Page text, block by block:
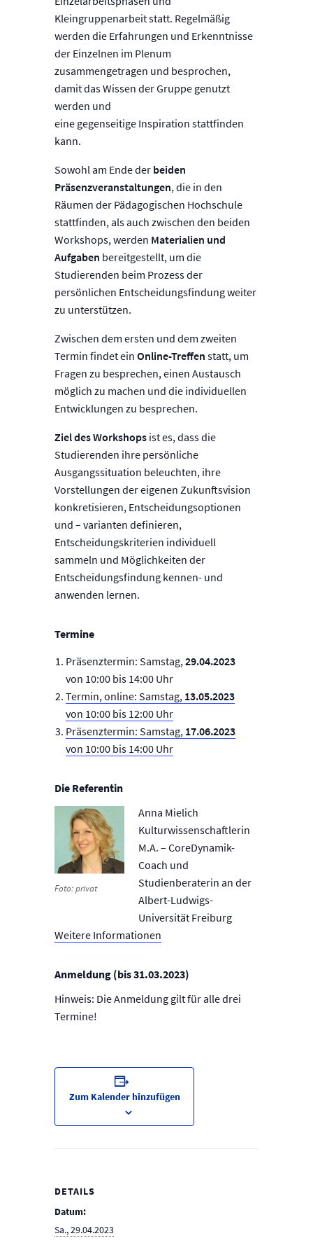
Kleingruppenarbeit statt. Regelmäßig
werden die Erfahrungen und Erkenntnisse
der Einzelnen im Plenum
zusammengetragen und besprochen,
damit das Wissen der Gruppe genutzt
werden und
eine gegenseitige Inspiration stattfinden
kann.
Sowohl am Ende der beiden
Präsenzveranstaltungen, die in den
Räumen der Pädagogischen Hochschule
stattfinden, als auch zwischen den beiden
Workshops, werden Materialien und
Aufgaben bereitgestellt, um die
Studierenden beim Prozess der
persönlichen Entscheidungsfindung weiter
zu unterstützen.
Zwischen dem ersten und dem zweiten
Termin findet ein Online-Treffen statt, um
Fragen zu besprechen, einen Austausch
möglich zu machen und die individuellen
Entwicklungen zu besprechen.
Ziel des Workshops ist es, dass die
Studierenden ihre persönliche
Ausgangssituation beleuchten, ihre
Vorstellungen der eigenen Zukunftsvision
konkretisieren, Entscheidungsoptionen
und – varianten definieren,
Entscheidungskriterien individuell
sammeln und Möglichkeiten der
Entscheidungsfindung kennen- und
anwenden lernen.
Termine
Präsenztermin: Samstag, 29.04.2023
von 10:00 bis 14:00 Uhr
Termin, online: Samstag, 13.05.2023
von 10:00 bis 12:00 Uhr
Präsenztermin: Samstag, 17.06.2023
von 10:00 bis 14:00 Uhr
Die Referentin
Foto: privat
Anna Mielich
Kulturwissenschaftlerin
M.A. – CoreDynamik-
Coach und
Studienberaterin an der
Albert-Ludwigs-
Universität Freiburg
Weitere Informationen
Anmeldung (bis 31.03.2023)
Hinweis: Die Anmeldung gilt für alle drei
Termine!
Zum Kalender hinzufügen
DETAILS
Datum:
Sa., 29.04.2023